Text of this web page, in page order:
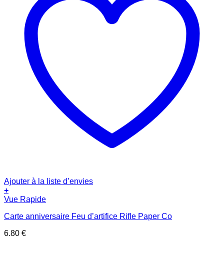
Ajouter à la liste d’envies
+
Vue Rapide
Carte anniversaire Feu d’artifice Rifle Paper Co
6.80 €